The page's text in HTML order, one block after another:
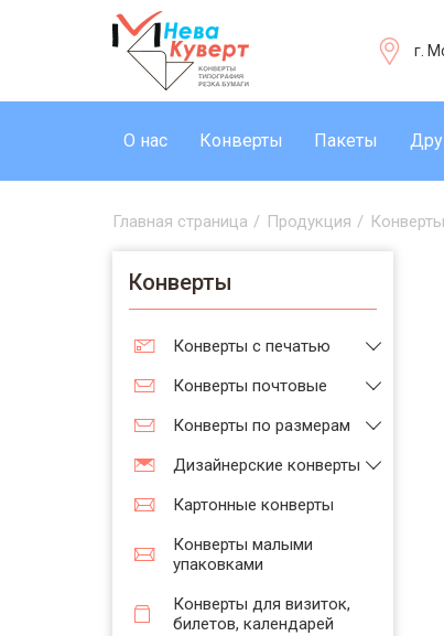
г.
О нас Конверты Пакеты
Главная страница / Продукция /
Конверты
Конверты с печатью
Конверты почтовые
Конверты по размерам
Дизайнерские конверты
Картонные конверты
Конверты малыми
упаковками
Конверты для визиток,
билетов, календарей